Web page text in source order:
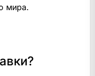
мира.